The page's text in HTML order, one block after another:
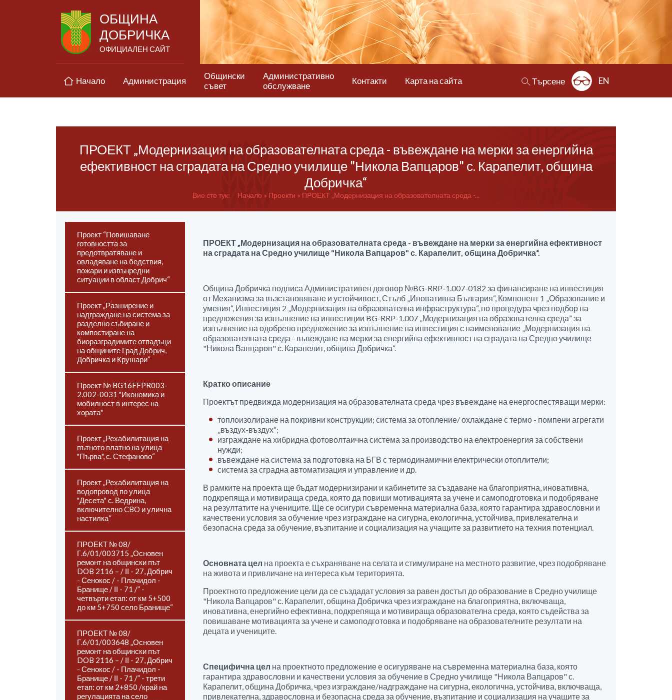
ОБЩИНА
ДОБРИЧКА
ОФИЦИАЛЕН САЙТ
Начало Администрация
Общински
съвет
Административно
обслужване
Контакти Карта на сайта Търсене EN
ПРОЕКТ „Модернизация на образователната среда - въвеждане на мерки за енергийна
ефективност на сградата на Средно училище "Никола Вапцаров" с. Карапелит, община
Добричка“
Вие сте тук: Начало Проекти ПРОЕКТ „Модернизация на образователната среда -...
Проект “Повишаване
готовността за
предотвратяване и
овладяване на бедствия,
пожари и извънредни
ситуации в област Добрич“
Проект „Разширение и
надграждане на система за
разделно събиране и
компостиране на
биоразградимите отпадъци
на общините Град Добрич,
Добричка и Крушари“
Проект № BG16FFPR003-
2.002-0031 "Икономика и
мобилност в интерес на
хората"
Проект „Рехабилитация на
пътното платно на улица
"Първа", с. Стефаново“
Проект „Рехабилитация на
водопровод по улица
"Десета" с. Ведрина,
включително CBO и улична
настилка“
ПРОЕКТ № 08/
Г.6/01/003715 „Основен
ремонт на общински път
DOB 2116 – / ІІ - 27, Добрич
- Сенокос / - Плачидол -
Бранище / ІІ - 71 /” -
четвърти етап: от км 5+500
до км 5+750 село Бранище“
ПРОЕКТ № 08/
Г.6/01/003648 „Основен
ремонт на общински път
DOB 2116 – / ІІ - 27, Добрич
- Сенокос / - Плачидол -
Бранище / ІІ - 71 /” - трети
етап: от км 2+850 /край на
регулацията на село
ПРОЕКТ „Модернизация на образователната среда - въвеждане на мерки за енергийна ефективност
на сградата на Средно училище "Никола Вапцаров" с. Карапелит, община Добричка“.
Община Добричка подписа Административен договор №BG-RRP-1.007-0182 за финансиране на инвестиция
от Механизма за възстановяване и устойчивост, Стълб „Иновативна България“, Компонент 1 „Образование и
умения“, Инвестиция 2 „Модернизация на образователна инфраструктура“, по процедура чрез подбор на
предложения за изпълнение на инвестиции BG-RRP-1.007 „Модернизация на образователна среда” за
изпълнение на одобрено предложение за изпълнение на инвестиция с наименование „Модернизация на
образователната среда - въвеждане на мерки за енергийна ефективност на сградата на Средно училище
"Никола Вапцаров" с. Карапелит, община Добричка“.
Кратко описание
Проектът предвижда модернизация на образователната среда чрез въвеждане на енергоспестяващи мерки:
топлоизолиране на покривни конструкции; система за отопление/ охлаждане с термо - помпени агрегати
„въздух-въздух“;
изграждане на хибридна фотоволтаична система за производство на електроенергия за собствени
нужди;
въвеждане на система за подготовка на БГВ с термодинамични електрически отоплители;
система за сградна автоматизация и управление и др.
В рамките на проекта ще бъдат модернизирани и кабинетите за създаване на благоприятна, иновативна,
подкрепяща и мотивираща среда, която да повиши мотивацията за учене и самоподготовка и подобряване
на резултатите на учениците. Ще се осигури съвременна материална база, която гарантира здравословни и
качествени условия за обучение чрез изграждане на сигурна, екологична, устойчива, привлекателна и
безопасна среда за обучение, възпитание и социализация на учащите за развитието на техния потенциал.
Основната цел на проекта е съхраняване на селата и стимулиране на местното развитие, чрез подобряване
на живота и привличане на интереса към територията.
Проектното предложение цели да се създадат условия за равен достъп до образование в Средно училище
"Никола Вапцаров" с. Карапелит, община Добричка чрез изграждане на благоприятна, включваща,
иновативна, енергийно ефективна, подкрепяща и мотивираща образователна среда, която съдейства за
повишаване мотивацията за учене и самоподготовка и подобряване на образователните резултати на
децата и учениците.
Специфична цел на проектното предложение е осигуряване на съвременна материална база, която
гарантира здравословни и качествени условия за обучение в Средно училище "Никола Вапцаров" с.
Карапелит, община Добричка, чрез изграждане/надграждане на сигурна, екологична, устойчива, включваща,
привлекателна, здравословна и безопасна среда за обучение, възпитание и социализация на учащите за